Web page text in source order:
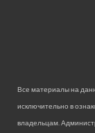
Все материалы на
исключительно в
владельцам.